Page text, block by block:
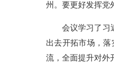
州。要更好发挥党
会议学习了习
出去开拓市场，
流，全面提升对外